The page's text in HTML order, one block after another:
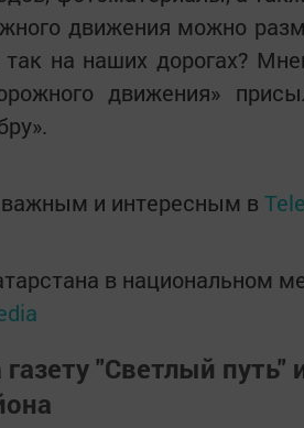
движения можно
на наших дорогах?
движения»
и интересным в
в национальном
"Светлый путь"